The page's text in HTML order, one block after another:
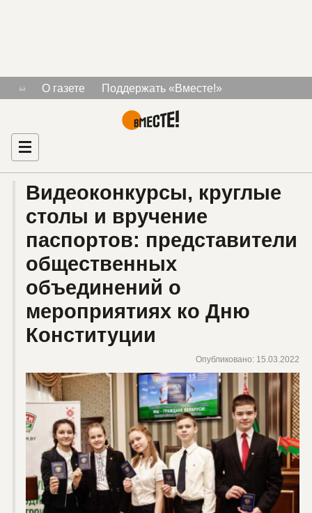
О газете
Поддержать «Вместе!»
Рекламодателям
Главная
Тема «Конституция
Беларуси»
Видеоконкурсы, круглые
столы и вручение
паспортов: представители
общественных
объединений о
мероприятиях ко Дню
Конституции
Опубликовано: 15.03.2022